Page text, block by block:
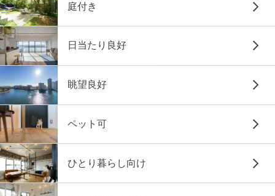
庭付き
日当たり良好
眺望良好
ペット可
ひとり暮らし向け